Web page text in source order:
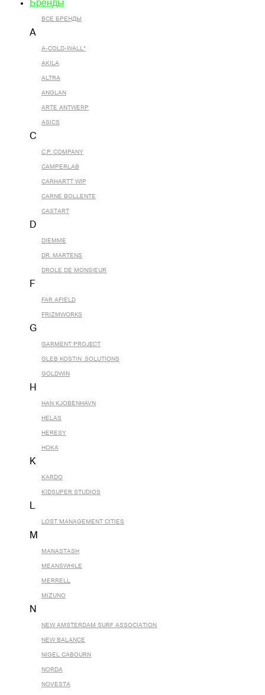
Бренды
ВСЕ БРЕНДЫ
A
A-COLD-WALL*
AKILA
ALTRA
ANGLAN
ARTE ANTWERP
ASICS
C
C.P. COMPANY
CAMPERLAB
CARHARTT WIP
CARNE BOLLENTE
CASTART
D
DIEMME
DR. MARTENS
DROLE DE MONSIEUR
F
FAR AFIELD
FRIZMWORKS
G
GARMENT PROJECT
GLEB KOSTIN .SOLUTIONS
GOLDWIN
H
HAN KJOBENHAVN
HELAS
HERESY
HOKA
K
KARDO
KIDSUPER STUDIOS
L
LOST MANAGEMENT CITIES
M
MANASTASH
MEANSWHILE
MERRELL
MIZUNO
N
NEW AMSTERDAM SURF ASSOCIATION
NEW BALANCE
NIGEL CABOURN
NORDA
NOVESTA